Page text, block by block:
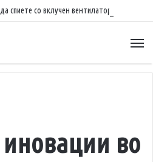
спиете со вклучен вентилатор?
иновации во